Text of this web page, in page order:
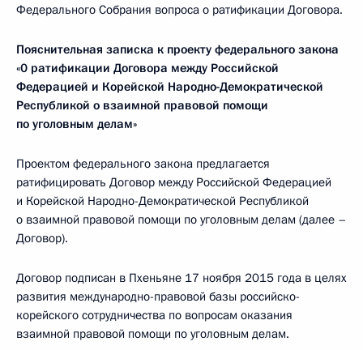
Федерального Собрания вопроса о ратификации Договора.
Пояснительная записка к проекту федерального закона
«0 ратификации Договора между Российской
Федерацией и Корейской Народно-Демократической
Республикой о взаимной правовой помощи
по уголовным делам»
Проектом федерального закона предлагается
ратифицировать Договор между Российской Федерацией
и Корейской Народно-Демократической Республикой
о взаимной правовой помощи по уголовным делам (далее –
Договор).
Договор подписан в Пхеньяне 17 ноября 2015 года в целях
развития международно-правовой базы российско-
корейского сотрудничества по вопросам оказания
взаимной правовой помощи по уголовным делам.